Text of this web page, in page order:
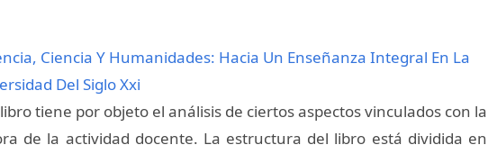
Ciencia Y Humanidades: Hacia Un Enseñanza Integral En La
Del Siglo Xxi
tiene por objeto el análisis de ciertos aspectos vinculados con la
de la actividad docente. La estructura del libro está dividida en